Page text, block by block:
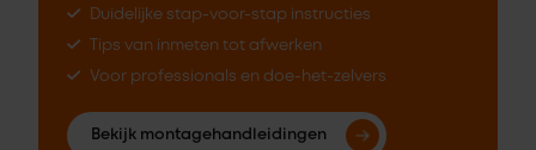
Duidelijke stap-voor-stap instructies
Tips van inmeten tot afwerken
Voor professionals en doe-het-zelvers
Bekijk montagehandleidingen